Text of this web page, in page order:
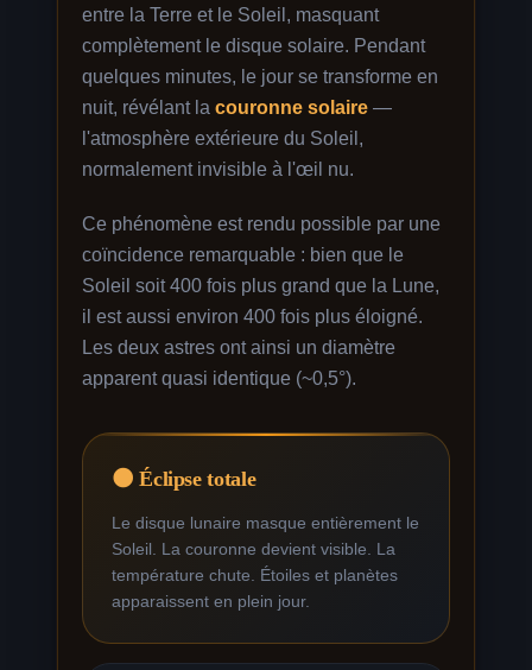
entre la Terre et le Soleil, masquant
complètement le disque solaire. Pendant
quelques minutes, le jour se transforme en
nuit, révélant la couronne solaire —
l'atmosphère extérieure du Soleil,
normalement invisible à l'œil nu.
Ce phénomène est rendu possible par une
coïncidence remarquable : bien que le
Soleil soit 400 fois plus grand que la Lune,
il est aussi environ 400 fois plus éloigné.
Les deux astres ont ainsi un diamètre
apparent quasi identique (~0,5°).
🌑 Éclipse totale
Le disque lunaire masque entièrement le
Soleil. La couronne devient visible. La
température chute. Étoiles et planètes
apparaissent en plein jour.